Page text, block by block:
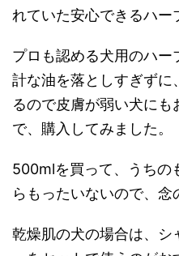
れていた安心できるハー
プロも認める犬用のハ
計な油を落としすぎず
るので皮膚が弱い犬に
で、購入してみました。
500mlを買って、うちの
らもったいないので、念
乾燥肌の犬の場合は、シ